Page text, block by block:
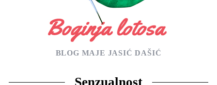
BLOG MAJE JASIĆ DAŠIĆ
Senzualnost